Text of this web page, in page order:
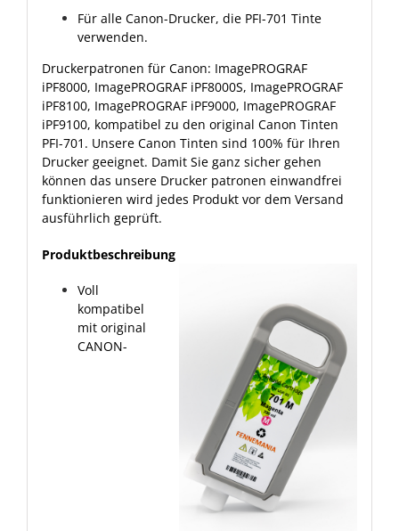
Für alle Canon-Drucker, die PFI-701 Tinte
verwenden.
Druckerpatronen für Canon: ImagePROGRAF
iPF8000, ImagePROGRAF iPF8000S, ImagePROGRAF
iPF8100, ImagePROGRAF iPF9000, ImagePROGRAF
iPF9100, kompatibel zu den original Canon Tinten
PFI-701. Unsere Canon Tinten sind 100% für Ihren
Drucker geeignet. Damit Sie ganz sicher gehen
können das unsere Drucker patronen einwandfrei
funktionieren wird jedes Produkt vor dem Versand
ausführlich geprüft.
Produktbeschreibung
Voll
kompatibel
mit original
CANON-